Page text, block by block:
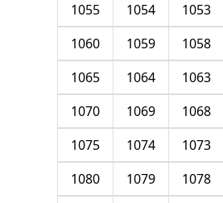
1053
1054
1055
1058
1059
1060
1063
1064
1065
1068
1069
1070
1073
1074
1075
1078
1079
1080